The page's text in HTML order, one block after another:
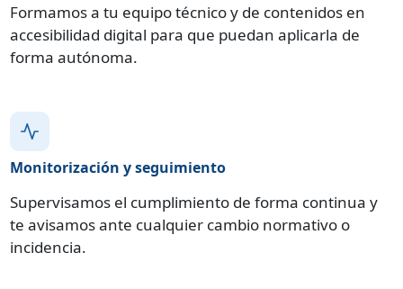
Formamos a tu equipo técnico y de contenidos en
accesibilidad digital para que puedan aplicarla de
forma autónoma.
Monitorización y seguimiento
Supervisamos el cumplimiento de forma continua y
te avisamos ante cualquier cambio normativo o
incidencia.